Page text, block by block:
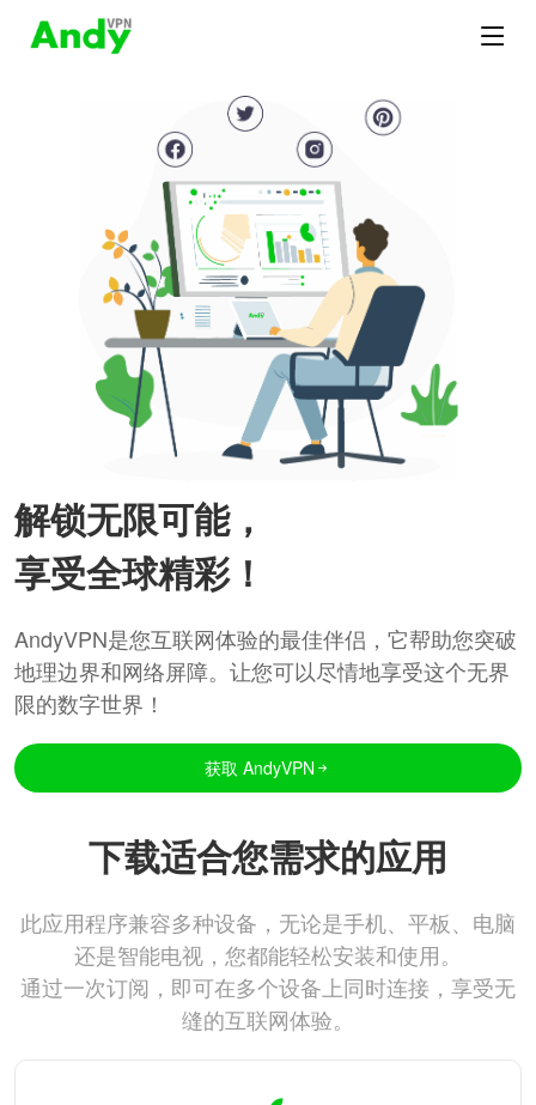
解锁无限可能，
享受全球精彩！
AndyVPN是您互联网体验的最佳伴侣，它帮助您突破
地理边界和网络屏障。让您可以尽情地享受这个无界
限的数字世界！
获取 AndyVPN
下载适合您需求的应用
此应用程序兼容多种设备，无论是手机、平板、电脑
还是智能电视，您都能轻松安装和使用。
通过一次订阅，即可在多个设备上同时连接，享受无
缝的互联网体验。